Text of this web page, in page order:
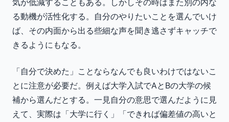
る動機が活性化する。自分のやりたいことを選んでいけ
ば、その内面から出る些細な声を聞き逃さずキャッチで
きるようにもなる。
「自分で決めた」ことならなんでも良いわけではないこ
とに注意が必要だ。例えば大学入試でAとBの大学の候
補から選んだとする。一見自分の意思で選んだように見
えて、実際は「大学に行く」「できれば偏差値の高いと